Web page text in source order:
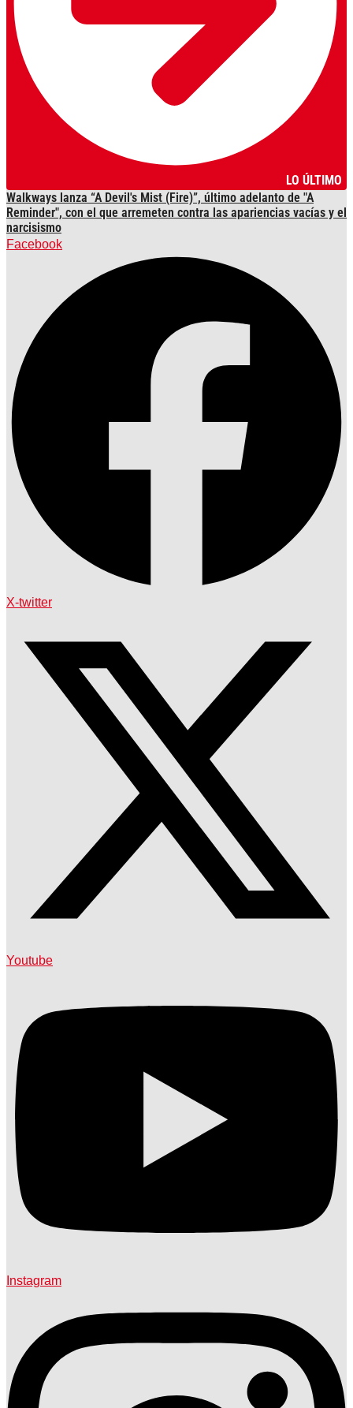
LO ÚLTIMO
Walkways lanza “A Devil's Mist (Fire)”, último adelanto de "A
Reminder", con el que arremeten contra las apariencias vacías y el
narcisismo
Facebook
X-twitter
Youtube
Instagram